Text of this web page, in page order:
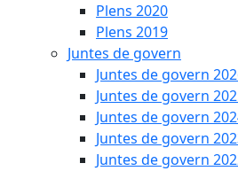
Plens 2020
Plens 2019
Juntes de govern
Juntes de govern
Juntes de govern
Juntes de govern
Juntes de govern
Juntes de govern